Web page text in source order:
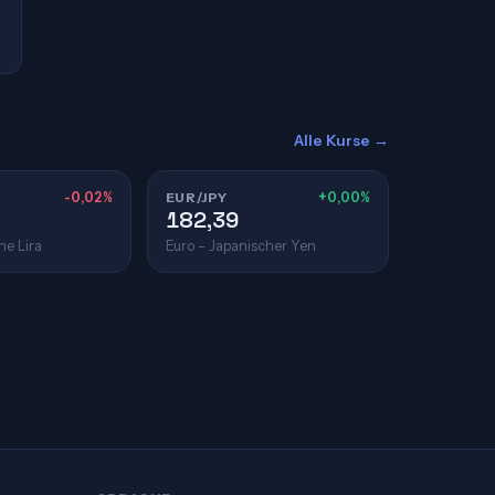
Alle Kurse →
-0,02%
Lira
EUR/JPY +0,00%
182,39
Euro – Japanischer Yen